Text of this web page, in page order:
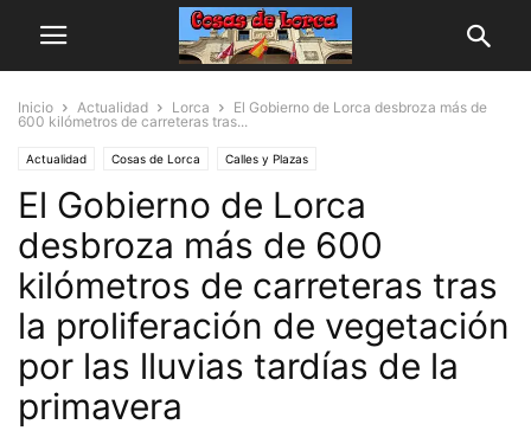
Inicio Actualidad Lorca
El Gobierno de Lorca desbroza más de
600 kilómetros de carreteras tras...
Actualidad Cosas de Lorca Calles y Plazas
El Gobierno de Lorca
desbroza más de 600
kilómetros de carreteras tras
la proliferación de vegetación
por las lluvias tardías de la
primavera